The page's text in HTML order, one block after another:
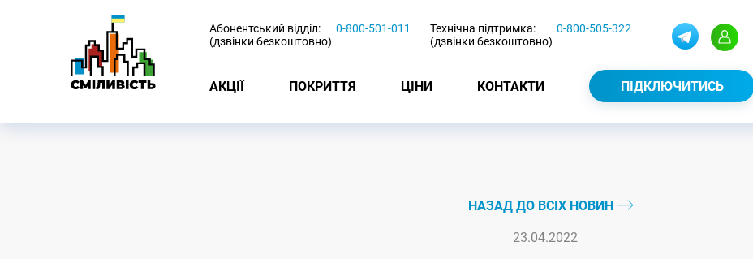
Абонентський відділ:
(дзвінки безкоштовно)
0-800-501-011
Технічна підтримка:
(дзвінки безкоштовно)
0-800-505-322
АКЦІЇ ПОКРИТТЯ ЦІНИ КОНТАКТИ ПІДКЛЮЧИТИСЬ
НАЗАД ДО ВСІХ НОВИН
23.04.2022